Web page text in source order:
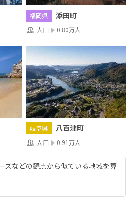
福岡県 添田町
人口 0.80万人
岐阜県 八百津町
人口 0.91万人
ズなどの観点から似ている地域を算